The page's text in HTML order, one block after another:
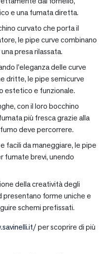
e una fumata diretta.
curvato che porta il
le pipe curve combinano
presa rilassata.
l’eleganza delle curve
dritte, le pipe semicurve
estetico e funzionale.
con il loro bocchino
più fresca grazie alla
deve percorrere.
facili da maneggiare, le pipe
fumate brevi, unendo
della creatività degli
presentano forme uniche e
schemi prefissati.
per scoprire di più